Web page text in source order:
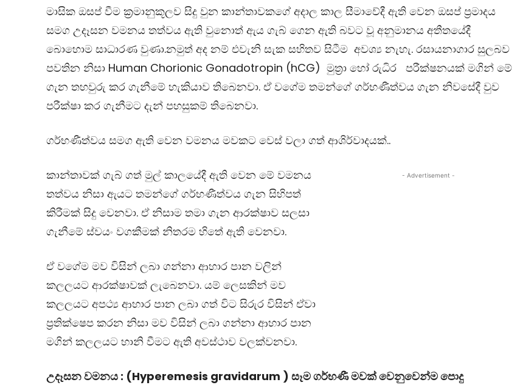
මාසික ඔසප් වීම ක්‍රමානුකූලව සිදු වුන කාන්තාවකගේ අදාල කාල සීමාවේදී ඇති වෙන ඔසප් ප්‍රමාදය
සමග උදෑසන වමනය තත්වය ඇති වුනොත් ඇය ගැබ් ගෙන ඇති බවට වූ අනුමානය අතීතයේදී
බොහොම සාධාරණ වුණා.නමුත් අද නම් එවැනි සැක සහිතව සිටීම අවශ්‍ය නැහැ. රසායනාගාර සුලබව
පවතින නිසා Human Chorionic Gonadotropin (hCG) මුත්‍රා හෝ රුධිර පරීක්ෂනයක් මගින් මේ
ගැන තහවුරු කර ගැනීමේ හැකියාව තිබෙනවා. ඒ වගේම තමන්ගේ ගර්භණීත්වය ගැන නිවසේදී වුව
පරීක්ෂා කර ගැනීමට දැන් පහසුකම් තිබෙනවා.
ගර්භණීත්වය සමග ඇති වෙන වමනය මවකට වෙස් වලා ගත් ආශිර්වාදයක්..
- Advertisement -
කාන්තාවක් ගැබ් ගත් මුල් කාලයේදී ඇති වෙන මේ වමනය
තත්වය නිසා ඇයට තමන්ගේ ගර්භණීත්වය ගැන සිහිපත්
කිරීමක් සිදු වෙනවා. ඒ නිසාම තමා ගැන ආරක්ෂාව සලසා
ගැනීමේ ස්වයං වගකීමක් නිතරම හිතේ ඇති වෙනවා.
ඒ වගේම මව විසින් ලබා ගන්නා ආහාර පාන වලින්
කලලයට ආරක්ෂාවක් ලැබෙනවා. යම් ලෙසකින් මව
කලලයට අපථ්‍ය ආහාර පාන ලබා ගත් විට සිරුර විසින් ඒවා
ප්‍රතික්ෂෙප කරන නිසා මව විසින් ලබා ගන්නා ආහාර පාන
මගින් කලලයට හානි වීමට ඇති අවස්ථාව වලක්වනවා.
උදෑසන වමනය : (Hyperemesis gravidarum ) සෑම ගර්භණී මවක් වෙනුවෙන්ම පොදු